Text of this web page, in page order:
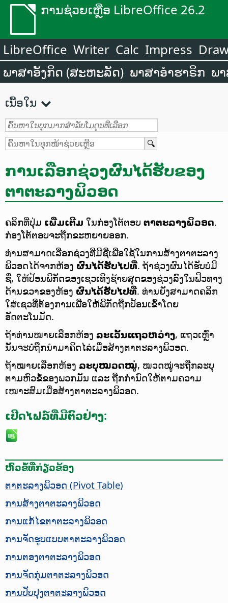
ການຊ່ວຍເຫຼືອ LibreOffice 26.2
LibreOffice Writer Calc Impress
ພາສາອັງກິດ (ສະຫະລັດ) ພາສາອຳຮາຣິກ ພ
ເນື້ອໃນ
ການເລືອກຊ່ວງຜົນໄດ້ຮັບຂອງ
ຕາຕະລາງພິວອດ
ຄລິກທີ່ປຸ່ມ ເພີ່ມເຕີມ ໃນກ່ອງໂຕ້ຕອບ ຕາຕະລາງພິວອດ.
ກ່ອງໂຕ້ຕອບຈະຖືກຂະຫຍາຍອອກ.
ທ່ານສາມາດເລືອກຊ່ວງທີ່ມີຊື່ເພື່ອໃຊ້ໃນການສ້າງຕາຕະລາງ
ພິວອດໄດ້ຈາກຫ້ອງ ຜົນໄດ້ຮັບໄປທີ່. ຖ້າຊ່ວງຜົນໄດ້ຮັບບໍ່ມີ
ຊື່, ໃຫ້ປ້ອນພິກັດຂອງເຊວເທິງຊ້າຍສຸດຂອງຊ່ວງລົງໃນຟິວທາງ
ດ້ານຂວາຂອງຫ້ອງ ຜົນໄດ້ຮັບໄປທີ່. ທ່ານຍັງສາມາດຄລິກ
ໃສ່ເຊວທີ່ຕ້ອງການເພື່ອໃຫ້ພິກັດຖືກປ້ອນເຂົ້າໂດຍ
ອັດຕະໂນມັດ.
ຖ້າທ່ານໝາຍເລືອກຫ້ອງ ລະເວັ້ນແຖວຫວ່າງ, ແຖວເຫຼົ່າ
ນັ້ນຈະບໍ່ຖືກນຳມາຄິດໄລ່ເມື່ອສ້າງຕາຕະລາງພິວອດ.
ຖ້າໝາຍເລືອກຫ້ອງ ລະບຸໝວດໝູ່, ໝວດໝູ່ຈະຖືກລະບຸ
ຕາມຫົວຂໍ້ຂອງພວກມັນ ແລະ ຖືກກຳນົດໃຫ້ຕາມຄວາມ
ເໝາະສົມເມື່ອສ້າງຕາຕະລາງພິວອດ.
ເປີດໄຟລ໌ທີ່ມີຕົວຢ່າງ:
ຫົວຂໍ້ທີ່ກ່ຽວຂ້ອງ
ຕາຕະລາງພິວອດ (Pivot Table)
ການສ້າງຕາຕະລາງພິວອດ
ການແກ້ໄຂຕາຕະລາງພິວອດ
ການຈັດຮູບແບບຕາຕະລາງພິວອດ
ການຕອງຕາຕະລາງພິວອດ
ການຈັດກຸ່ມຕາຕະລາງພິວອດ
ການປັບປຸງຕາຕະລາງພິວອດ